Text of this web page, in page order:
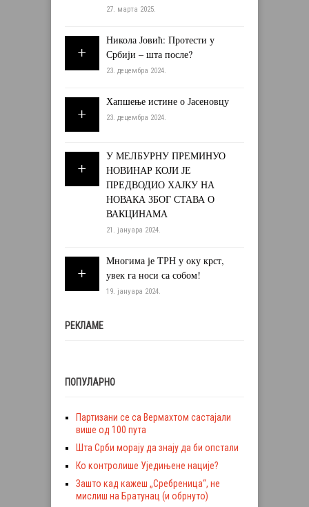
27. марта 2025.
Никола Јовић: Протести у
Србији – шта после?
23. децембра 2024.
Хапшење истине о Јасеновцу
23. децембра 2024.
У МЕЛБУРНУ ПРЕМИНУО
НОВИНАР КОЈИ ЈЕ
ПРЕДВОДИО ХАЈКУ НА
НОВАКА ЗБОГ СТАВА О
ВАКЦИНАМА
21. јануара 2024.
Многима је ТРН у оку крст,
увек га носи са собом!
19. јануара 2024.
РЕКЛАМЕ
ПОПУЛАРНО
Партизани се са Вермахтом састајали
више од 100 пута
Шта Срби морају да знају да би опстали
Ко контролише Уједињене нације?
Зашто кад кажеш „Сребреница“, не
мислиш на Братунац (и обрнуто)